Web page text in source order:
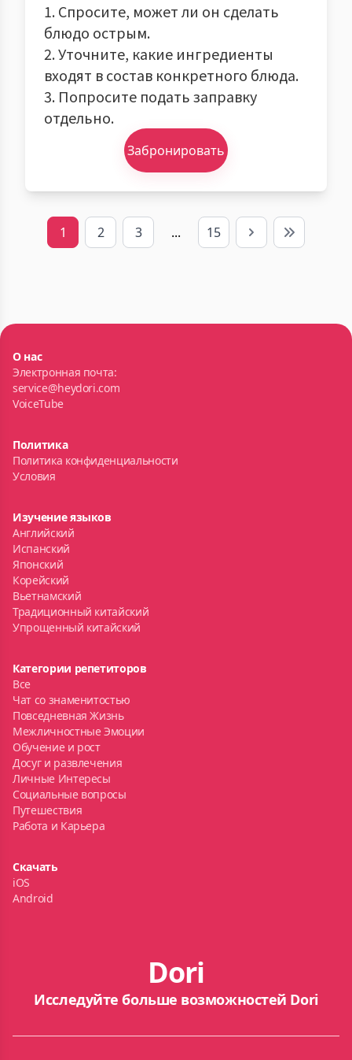
1. Спросите, может ли он сделать
блюдо острым.
2. Уточните, какие ингредиенты
входят в состав конкретного блюда.
3. Попросите подать заправку
отдельно.
Забронировать
1 2 3 ... 15 Next Last
О нас
Электронная почта:
service@heydori.com
VoiceTube
Политика
Политика конфиденциальности
Условия
Изучение языков
Английский
Испанский
Японский
Корейский
Вьетнамский
Традиционный китайский
Упрощенный китайский
Категории репетиторов
Все
Чат со знаменитостью
Повседневная Жизнь
Межличностные Эмоции
Обучение и рост
Досуг и развлечения
Личные Интересы
Социальные вопросы
Путешествия
Работа и Карьера
Скачать
iOS
Android
Dori
Исследуйте больше возможностей Dori